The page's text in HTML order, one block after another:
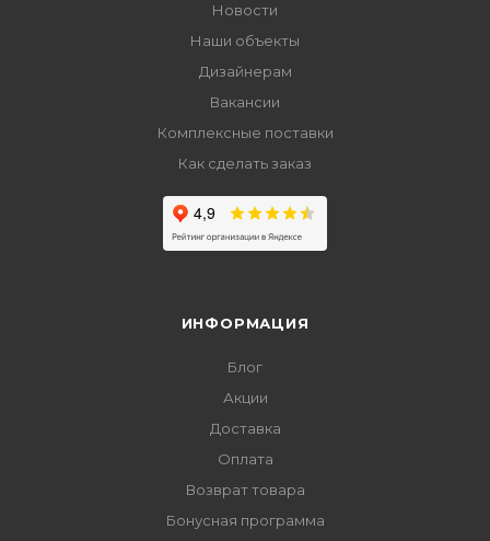
Новости
Наши объекты
Дизайнерам
Вакансии
Комплексные поставки
Как сделать заказ
ИНФОРМАЦИЯ
Блог
Акции
Доставка
Оплата
Возврат товара
Бонусная программа